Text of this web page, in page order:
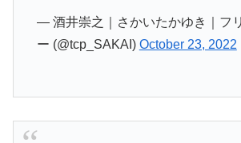
— 酒井崇之｜さかいたかゆき｜フ
ー (@tcp_SAKAI) October 23, 2022